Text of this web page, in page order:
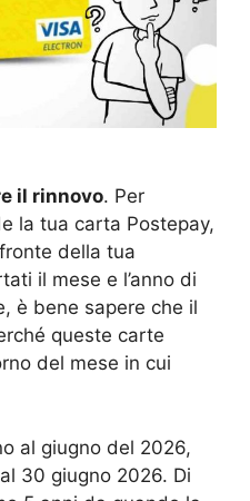
il rinnovo. Per
la tua carta Postepay,
della tua
il mese e l’anno di
è bene sapere che il
queste carte
del mese in cui
al giugno del 2026,
30 giugno 2026. Di